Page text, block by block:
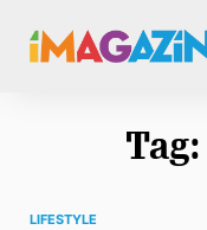
Tag:
LIFESTYLE